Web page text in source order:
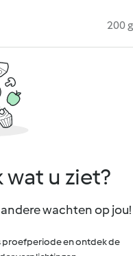
200 g
u ziet?
wachten op jou!
proefperiode en ontdek de